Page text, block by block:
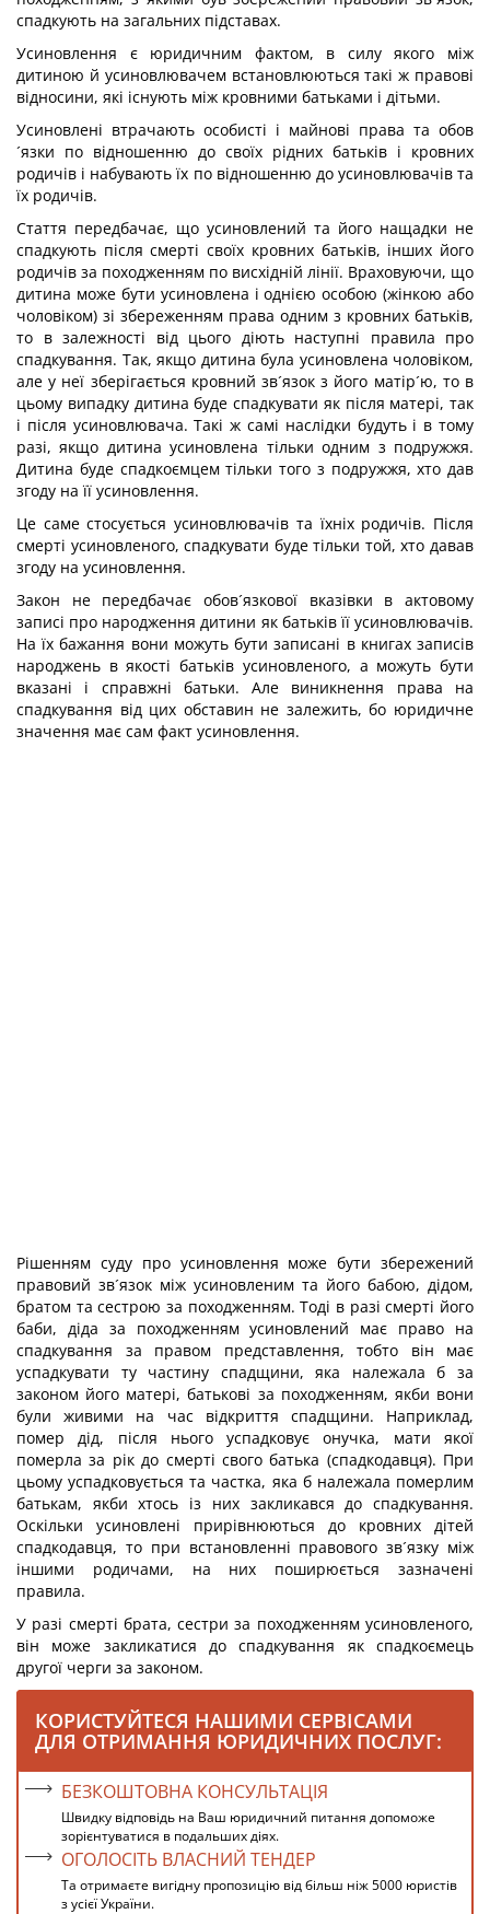
спадкують на загальних підставах.
Усиновлення є юридичним фактом, в силу якого між
дитиною й усиновлювачем встановлюються такі ж правові
відносини, які існують між кровними батьками і дітьми.
Усиновлені втрачають особисті і майнові права та обов
´язки по відношенню до своїх рідних батьків і кровних
родичів і набувають їх по відношенню до усиновлювачів та
їх родичів.
Стаття передбачає, що усиновлений та його нащадки не
спадкують після смерті своїх кровних батьків, інших його
родичів за походженням по висхідній лінії. Враховуючи, що
дитина може бути усиновлена і однією особою (жінкою або
чоловіком) зі збереженням права одним з кровних батьків,
то в залежності від цього діють наступні правила про
спадкування. Так, якщо дитина була усиновлена чоловіком,
але у неї зберігається кровний зв´язок з його матір´ю, то в
цьому випадку дитина буде спадкувати як після матері, так
і після усиновлювача. Такі ж самі наслідки будуть і в тому
разі, якщо дитина усиновлена тільки одним з подружжя.
Дитина буде спадкоємцем тільки того з подружжя, хто дав
згоду на її усиновлення.
Це саме стосується усиновлювачів та їхніх родичів. Після
смерті усиновленого, спадкувати буде тільки той, хто давав
згоду на усиновлення.
Закон не передбачає обов´язкової вказівки в актовому
записі про народження дитини як батьків її усиновлювачів.
На їх бажання вони можуть бути записані в книгах записів
народжень в якості батьків усиновленого, а можуть бути
вказані і справжні батьки. Але виникнення права на
спадкування від цих обставин не залежить, бо юридичне
значення має сам факт усиновлення.
Рішенням суду про усиновлення може бути збережений
правовий зв´язок між усиновленим та його бабою, дідом,
братом та сестрою за походженням. Тоді в разі смерті його
баби, діда за походженням усиновлений має право на
спадкування за правом представлення, тобто він має
успадкувати ту частину спадщини, яка належала б за
законом його матері, батькові за походженням, якби вони
були живими на час відкриття спадщини. Наприклад,
помер дід, після нього успадковує онучка, мати якої
померла за рік до смерті свого батька (спадкодавця). При
цьому успадковується та частка, яка б належала померлим
батькам, якби хтось із них закликався до спадкування.
Оскільки усиновлені прирівнюються до кровних дітей
спадкодавця, то при встановленні правового зв´язку між
іншими родичами, на них поширюється зазначені
правила.
У разі смерті брата, сестри за походженням усиновленого,
він може закликатися до спадкування як спадкоємець
другої черги за законом.
КОРИСТУЙТЕСЯ НАШИМИ СЕРВІСАМИ
ДЛЯ ОТРИМАННЯ ЮРИДИЧНИХ ПОСЛУГ:
БЕЗКОШТОВНА КОНСУЛЬТАЦІЯ
Швидку відповідь на Ваш юридичний питання допоможе
зорієнтуватися в подальших діях.
ОГОЛОСІТЬ ВЛАСНИЙ ТЕНДЕР
Та отримаєте вигідну пропозицію від більш ніж 5000 юристів
з усієї України.